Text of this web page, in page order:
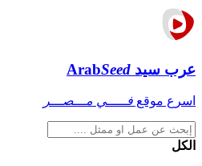
عرب سيد ArabSeed
اسرع موقع فـــــي مـــصـــر
الكل